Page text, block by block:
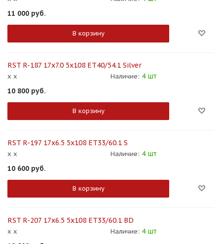
11 000 руб.
В корзину
RST R-187 17x7.0 5x108 ET40/54.1 Silver
x x Наличие: 4 шт
10 800 руб.
В корзину
RST R-197 17x6.5 5x108 ET33/60.1 S
x x Наличие: 4 шт
10 600 руб.
В корзину
RST R-207 17x6.5 5x108 ET33/60.1 BD
x x Наличие: 4 шт